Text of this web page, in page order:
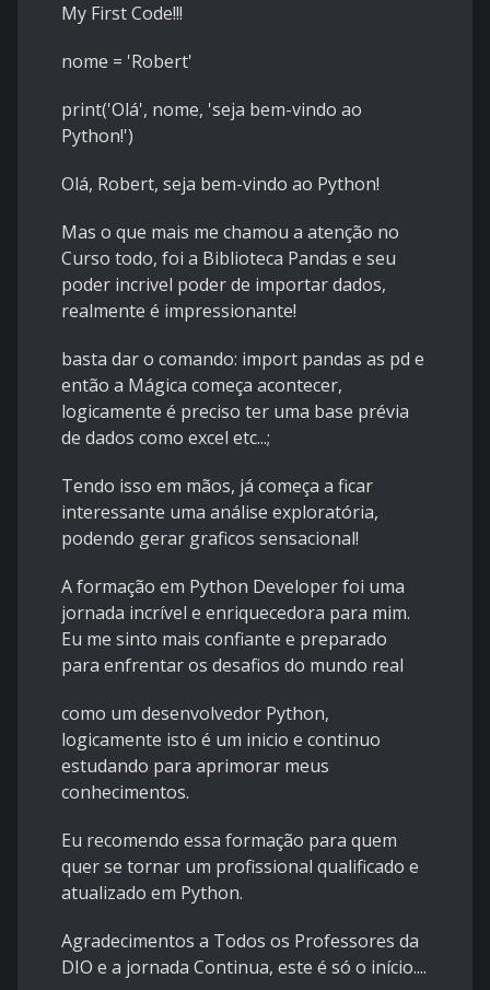
My First Code!!!
nome = 'Robert'
print('Olá', nome, 'seja bem-vindo ao
Python!')
Olá, Robert, seja bem-vindo ao Python!
Mas o que mais me chamou a atenção no
Curso todo, foi a Biblioteca Pandas e seu
poder incrivel poder de importar dados,
realmente é impressionante!
basta dar o comando: import pandas as pd e
então a Mágica começa acontecer,
logicamente é preciso ter uma base prévia
de dados como excel etc...;
Tendo isso em mãos, já começa a ficar
interessante uma análise exploratória,
podendo gerar graficos sensacional!
A formação em Python Developer foi uma
jornada incrível e enriquecedora para mim.
Eu me sinto mais confiante e preparado
para enfrentar os desafios do mundo real
como um desenvolvedor Python,
logicamente isto é um inicio e continuo
estudando para aprimorar meus
conhecimentos.
Eu recomendo essa formação para quem
quer se tornar um profissional qualificado e
atualizado em Python.
Agradecimentos a Todos os Professores da
DIO e a jornada Continua, este é só o início....